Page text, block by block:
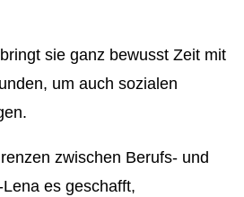
sie ganz bewusst Zeit mit
um auch sozialen
zwischen Berufs- und
es geschafft,